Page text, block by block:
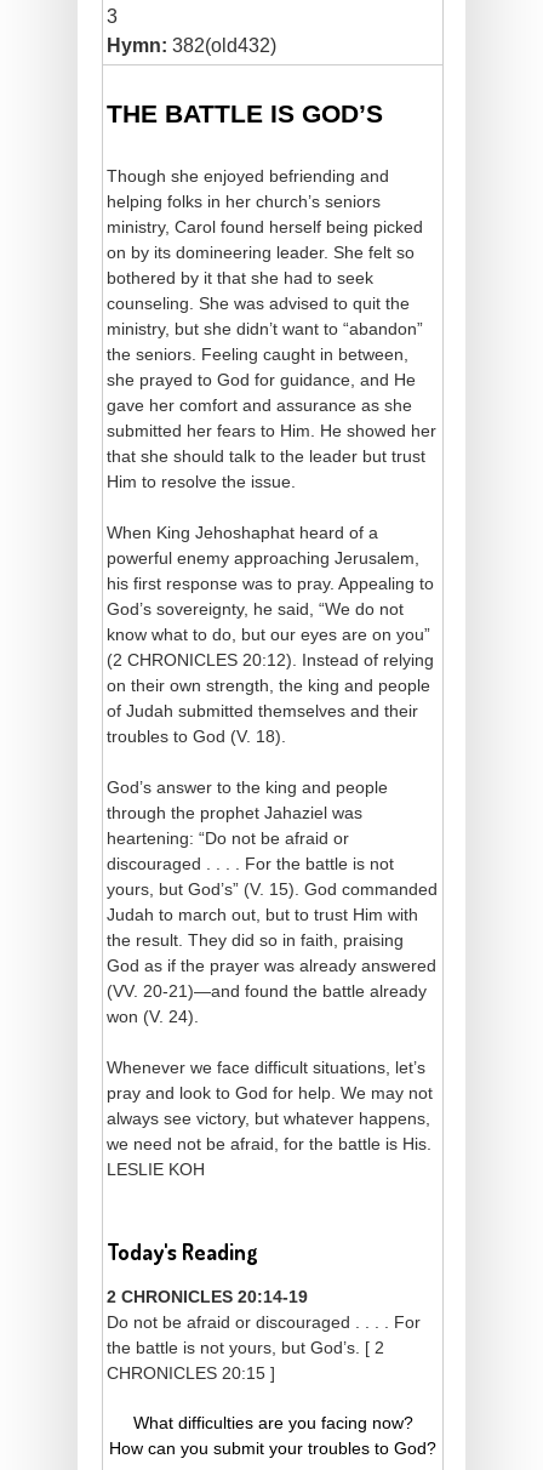
3
Hymn: 382(old432)
THE BATTLE IS GOD’S
Though she enjoyed befriending and
helping folks in her church’s seniors
ministry, Carol found herself being picked
on by its domineering leader. She felt so
bothered by it that she had to seek
counseling. She was advised to quit the
ministry, but she didn’t want to “abandon”
the seniors. Feeling caught in between,
she prayed to God for guidance, and He
gave her comfort and assurance as she
submitted her fears to Him. He showed her
that she should talk to the leader but trust
Him to resolve the issue.
When King Jehoshaphat heard of a
powerful enemy approaching Jerusalem,
his first response was to pray. Appealing to
God’s sovereignty, he said, “We do not
know what to do, but our eyes are on you”
(2 CHRONICLES 20:12). Instead of relying
on their own strength, the king and people
of Judah submitted themselves and their
troubles to God (V. 18).
God’s answer to the king and people
through the prophet Jahaziel was
heartening: “Do not be afraid or
discouraged . . . . For the battle is not
yours, but God’s” (V. 15). God commanded
Judah to march out, but to trust Him with
the result. They did so in faith, praising
God as if the prayer was already answered
(VV. 20-21)—and found the battle already
won (V. 24).
Whenever we face difficult situations, let’s
pray and look to God for help. We may not
always see victory, but whatever happens,
we need not be afraid, for the battle is His.
LESLIE KOH
Today's Reading
2 CHRONICLES 20:14-19
Do not be afraid or discouraged . . . . For
the battle is not yours, but God’s. [ 2
CHRONICLES 20:15 ]
What difficulties are you facing now?
How can you submit your troubles to God?